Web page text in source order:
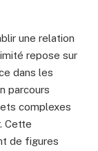
une relation
repose sur
dans les
parcours
complexes
Cette
de figures